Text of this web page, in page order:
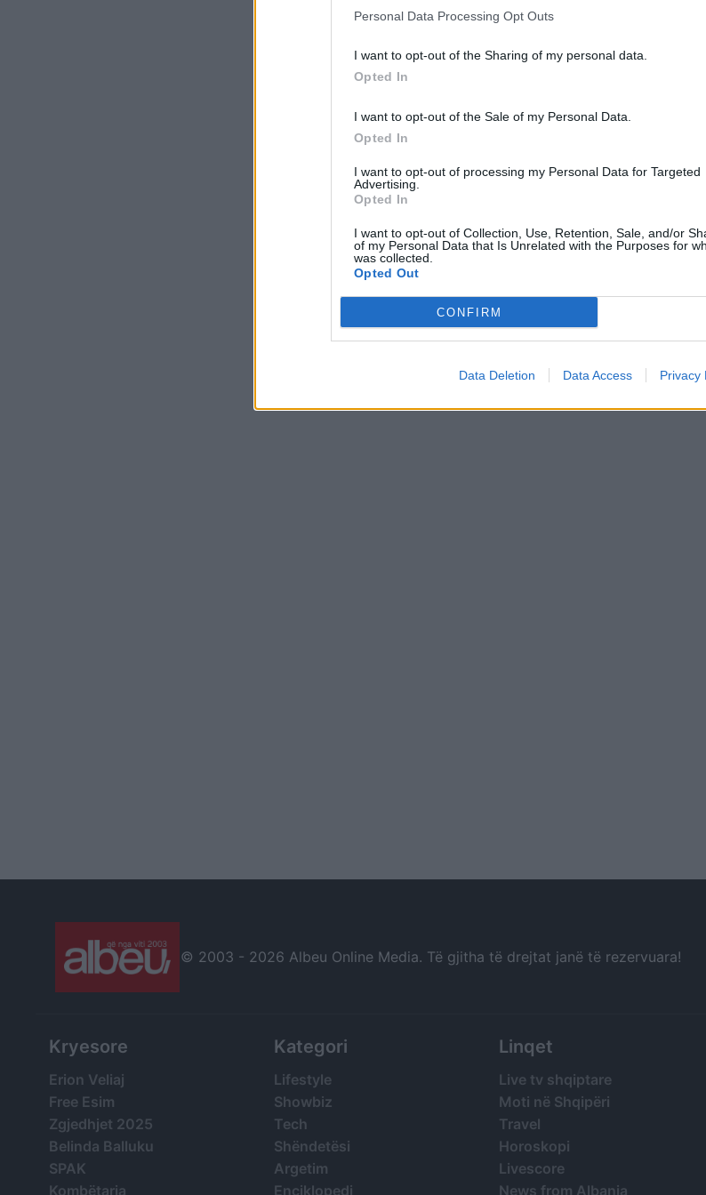
Personal Data Processing Opt Outs
I want to opt-out of the Sharing of my personal data.
Opted In
I want to opt-out of the Sale of my Personal Data.
Opted In
I want to opt-out of processing my Personal Data for Targeted
Advertising.
Opted In
I want to opt-out of Collection, Use, Retention, Sale, and/or
of my Personal Data that Is Unrelated with the Purposes for
was collected.
Opted Out
CONFIRM
Data Deletion Data Access Privacy
© 2003 - 2026 Albeu Online Media. Të gjitha të drejtat janë të rezervuara!
Kryesore
Erion Veliaj
Free Esim
Zgjedhjet 2025
Belinda Balluku
SPAK
Kombëtarja
Kategori
Lifestyle
Showbiz
Tech
Shëndetësi
Argetim
Enciklopedi
Linqet
Live tv shqiptare
Moti në Shqipëri
Travel
Horoskopi
Livescore
News from Albania